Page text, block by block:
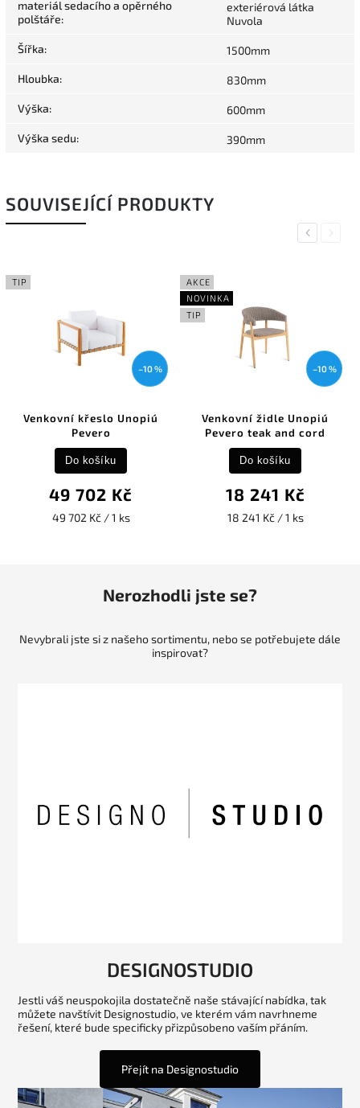
materiál sedacího a opěrného
polštáře:
exteriérová látka
Nuvola
Šířka: 1500mm
Hloubka: 830mm
Výška: 600mm
Výška sedu: 390mm
SOUVISEJÍCÍ PRODUKTY
Previous
TIP
–10 %
Venkovní křeslo Unopiú
Pevero
49 702 Kč
49 702 Kč / 1 ks
Do košíku
AKCE
NOVINKA
TIP
–10 %
Venkovní židle Unopiú
Pevero teak and cord
18 241 Kč
18 241 Kč / 1 ks
Do košíku
Next
Nerozhodli jste se?
Nevybrali jste si z našeho sortimentu, nebo se potřebujete dále
inspirovat?
DESIGNOSTUDIO
Jestli váš neuspokojila dostatečně naše stávající nabídka, tak
můžete navštívit Designostudio, ve kterém vám navrhneme
řešení, které bude specificky přizpůsobeno vaším přáním.
Přejít na Designostudio